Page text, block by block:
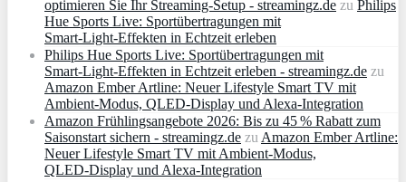
optimieren Sie Ihr Streaming-Setup - streamingz.de zu Philips
Hue Sports Live: Sportübertragungen mit
Smart‑Light‑Effekten in Echtzeit erleben
Philips Hue Sports Live: Sportübertragungen mit
Smart‑Light‑Effekten in Echtzeit erleben - streamingz.de zu
Amazon Ember Artline: Neuer Lifestyle Smart TV mit
Ambient‑Modus, QLED‑Display und Alexa‑Integration
Amazon Frühlingsangebote 2026: Bis zu 45 % Rabatt zum
Saisonstart sichern - streamingz.de zu Amazon Ember Artline:
Neuer Lifestyle Smart TV mit Ambient‑Modus,
QLED‑Display und Alexa‑Integration